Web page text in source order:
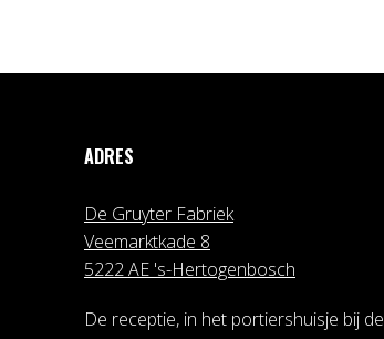
ADRES
De Gruyter Fabriek
Veemarktkade 8
5222 AE 's-Hertogenbosch
De receptie, in het portiershuisje bij de